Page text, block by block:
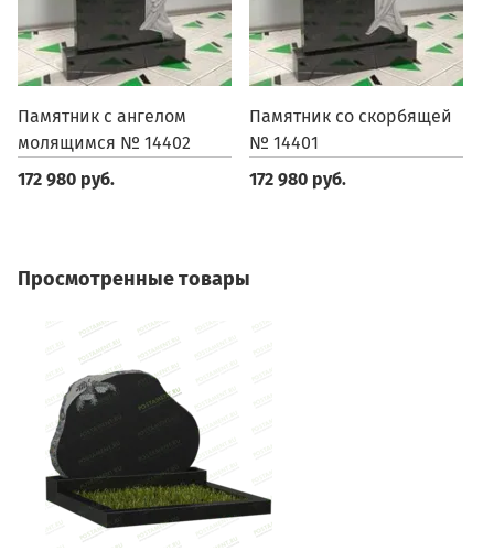
Памятник с ангелом
молящимся № 14402
172 980 руб.
Памятник со скорбящей
№ 14401
172 980 руб.
Просмотренные товары